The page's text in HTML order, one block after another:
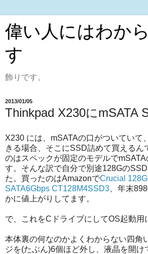
偉い人にはわか
す
飾りです。
2013/01/05
Thinkpad X230にmSATA
X230 には、mSATAの口がついていて
きる場合、そこにSSD詰めて買えるん
のはスペックが固定のモデルで
す。そんな訳で自分で別途128Gの
た。買ったのはAmazonでCrucial
SATA6Gbps CT128M4SSD3 、年末
かに値上がりしてます。
で、これをCドライブにしてOS起動用
本体裏の何なのかよくわからない四角
ジを(たぶん)6個ほど外し、液晶を開け